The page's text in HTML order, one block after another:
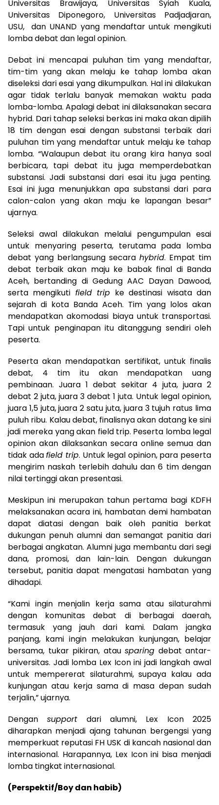
Universitas Brawijaya, Universitas Syiah Kuala,
Universitas Diponegoro, Universitas Padjadjaran,
USU, dan UNAND yang mendaftar untuk mengikuti
lomba debat dan legal opinion.
Debat ini mencapai puluhan tim yang mendaftar,
tim-tim yang akan melaju ke tahap lomba akan
diseleksi dari esai yang dikumpulkan. Hal ini dilakukan
agar tidak terlalu banyak memakan waktu pada
lomba-lomba. Apalagi debat ini dilaksanakan secara
hybrid. Dari tahap seleksi berkas ini maka akan dipilih
18 tim dengan esai dengan substansi terbaik dari
puluhan tim yang mendaftar untuk melaju ke tahap
lomba. “Walaupun debat itu orang kira hanya soal
berbicara, tapi debat itu juga memperdebatkan
substansi. Jadi substansi dari esai itu juga penting.
Esai ini juga menunjukkan apa substansi dari para
calon-calon yang akan maju ke lapangan besar”
ujarnya.
Seleksi awal dilakukan melalui pengumpulan esai
untuk menyaring peserta, terutama pada lomba
debat yang berlangsung secara hybrid. Empat tim
debat terbaik akan maju ke babak final di Banda
Aceh, bertanding di Gedung AAC Dayan Dawood,
serta mengikuti field trip ke destinasi wisata dan
sejarah di kota Banda Aceh. Tim yang lolos akan
mendapatkan akomodasi biaya untuk transportasi.
Tapi untuk penginapan itu ditanggung sendiri oleh
peserta.
Peserta akan mendapatkan sertifikat, untuk finalis
debat, 4 tim itu akan mendapatkan uang
pembinaan. Juara 1 debat sekitar 4 juta, juara 2
debat 2 juta, juara 3 debat 1 juta. Untuk legal opinion,
juara 1,5 juta, juara 2 satu juta, juara 3 tujuh ratus lima
puluh ribu. Kalau debat, finalisnya akan datang ke sini
jadi mereka yang akan field trip. Peserta lomba legal
opinion akan dilaksankan secara online semua dan
tidak adafield trip. Untuk legal opinion, para peserta
mengirim naskah terlebih dahulu dan 6 tim dengan
nilai tertinggi akan presentasi.
Meskipun ini merupakan tahun pertama bagi KDFH
melaksanakan acara ini, hambatan demi hambatan
dapat diatasi dengan baik oleh panitia berkat
dukungan penuh alumni dan semangat panitia dari
berbagai angkatan. Alumni juga membantu dari segi
dana, promosi, dan lain-lain. Dengan dukungan
tersebut, panitia dapat mengatasi hambatan yang
dihadapi.
“Kami ingin menjalin kerja sama atau silaturahmi
dengan komunitas debat di berbagai daerah,
termasuk yang jauh dari kami. Dalam jangka
panjang, kami ingin melakukan kunjungan, belajar
bersama, tukar pikiran, atau sparing debat antar-
universitas. Jadi lomba Lex Icon ini jadi langkah awal
untuk mempererat silaturahmi, supaya kalau ada
kunjungan atau kerja sama di masa depan sudah
terjalin,” ujarnya.
Dengansupport dari alumni, Lex Icon 2025
diharapkan menjadi ajang tahunan bergengsi yang
memperkuat reputasi FH USK di kancah nasional dan
internasional. Harapannya, Lex Icon ini bisa menjadi
lomba tingkat internasional.
(Perspektif/Boy dan habib)